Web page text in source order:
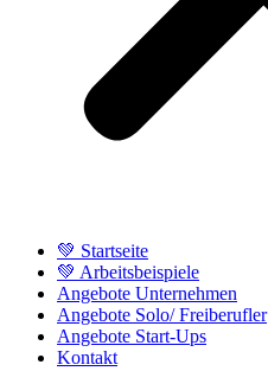
💚 Startseite
💚 Arbeitsbeispiele
Angebote Unternehmen
Angebote Solo/ Freiberufler
Angebote Start-Ups
Kontakt